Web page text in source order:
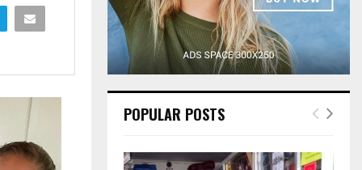
POPULAR POSTS